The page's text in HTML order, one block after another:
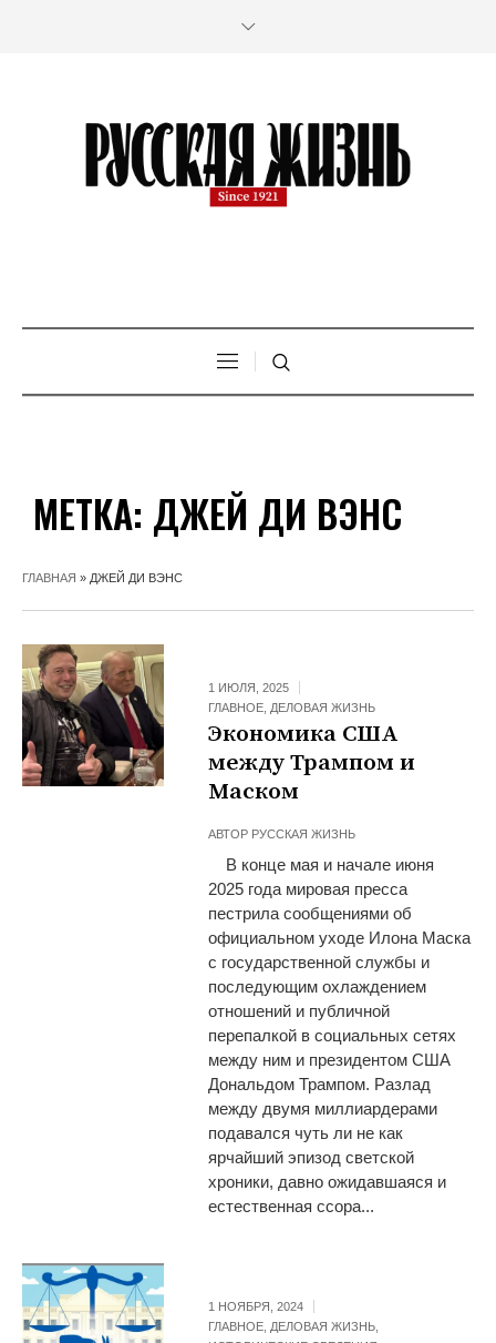
МЕТКА: ДЖЕЙ ДИ ВЭНС
ГЛАВНАЯ » ДЖЕЙ ДИ ВЭНС
1 ИЮЛЯ, 2025
ГЛАВНОЕ ДЕЛОВАЯ ЖИЗНЬ
Экономика США
между Трампом и
Маском
АВТОР РУССКАЯ ЖИЗНЬ
В конце мая и начале июня
2025 года мировая пресса
пестрила сообщениями об
официальном уходе Илона Маска
с государственной службы и
последующим охлаждением
отношений и публичной
перепалкой в социальных сетях
между ним и президентом США
Дональдом Трампом. Разлад
между двумя миллиардерами
подавался чуть ли не как
ярчайший эпизод светской
хроники, давно ожидавшаяся и
естественная ссора...
1 НОЯБРЯ, 2024
ГЛАВНОЕ ДЕЛОВАЯ ЖИЗНЬ